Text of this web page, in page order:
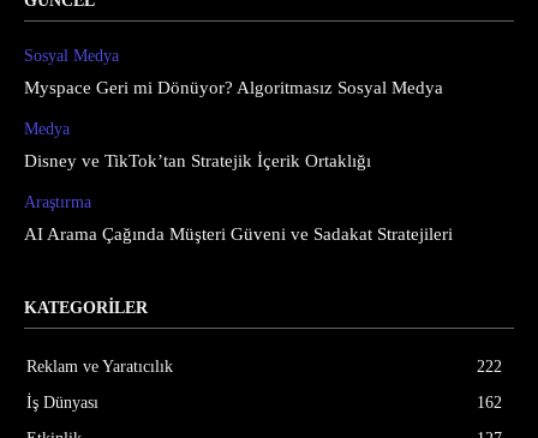
Sosyal Medya
Myspace Geri mi Dönüyor? Algoritmasız Sosyal Medya
Medya
Disney ve TikTok’tan Stratejik İçerik Ortaklığı
Araştırma
AI Arama Çağında Müşteri Güveni ve Sadakat Stratejileri
KATEGORİLER
Reklam ve Yaratıcılık
222
İş Dünyası
162